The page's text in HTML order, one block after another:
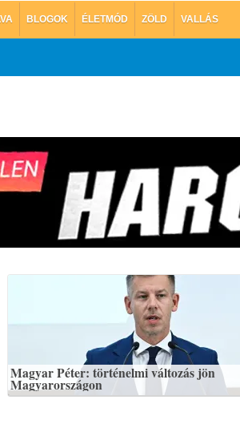
BLOGOK ÉLETMÓD ZÖLD VALLÁS
Magyar Péter: történelmi változás jön
Magyarországon